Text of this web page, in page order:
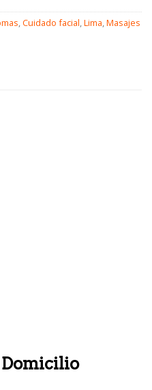
,Cuidado facial,Lima,Masajes
Domicilio